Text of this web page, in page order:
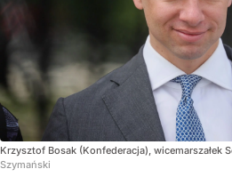
Krzysztof Bosak (Konfederacja), wicemarszałek
Szymański